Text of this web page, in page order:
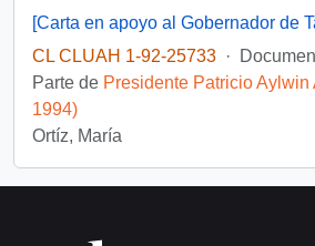
[Carta en apoyo al Gobernador de
CL CLUAH 1-92-25733 ·
Parte de Presidente Patricio Aylwin
1994)
Ortíz, María